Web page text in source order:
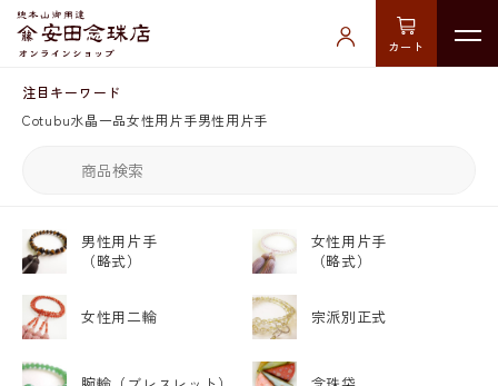
カート
注目キーワード
Cotubu水晶一品女性用片手男性用片手
男性用片手
（略式）
女性用片手
（略式）
女性用二輪 宗派別正式